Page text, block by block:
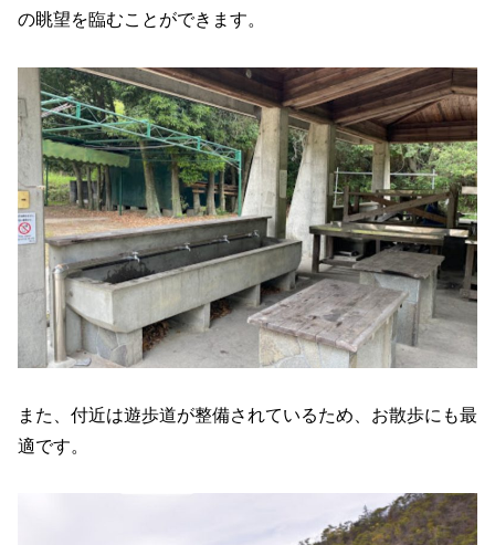
の眺望を臨むことができます。
また、付近は遊歩道が整備されているため、お散歩にも最
適です。